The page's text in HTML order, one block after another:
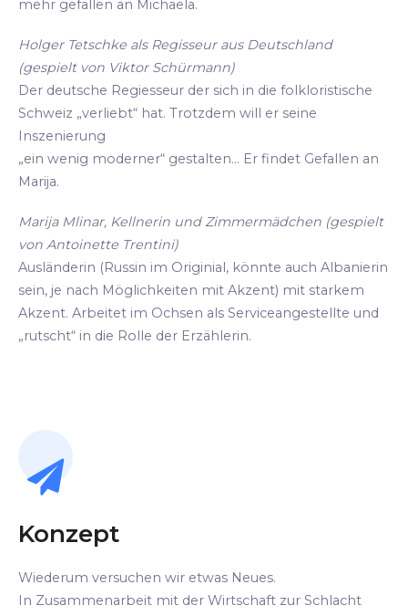
mehr gefallen an Michaela.
Holger Tetschke als Regisseur aus Deutschland
(gespielt von Viktor Schürmann)
Der deutsche Regiesseur der sich in die folkloristische
Schweiz „verliebt“ hat. Trotzdem will er seine
Inszenierung
„ein wenig moderner“ gestalten... Er findet Gefallen an
Marija.
Marija Mlinar, Kellnerin und Zimmermädchen (gespielt
von Antoinette Trentini)
Ausländerin (Russin im Originial, könnte auch Albanierin
sein, je nach Möglichkeiten mit Akzent) mit starkem
Akzent. Arbeitet im Ochsen als Serviceangestellte und
„rutscht“ in die Rolle der Erzählerin.
Konzept
Wiederum versuchen wir etwas Neues.
In Zusammenarbeit mit der Wirtschaft zur Schlacht